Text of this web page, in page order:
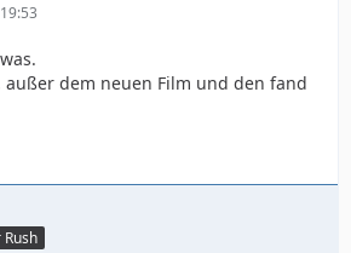
außer dem neuen Film und den fand
Rush